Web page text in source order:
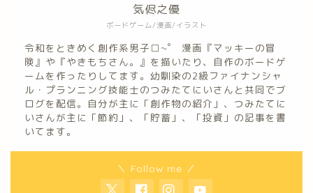
ボードゲーム/漫画/イラスト
気侭之優
令和をときめく創作系男子□~゜ 漫画『マッキーの冒
険』や『やきもちさん。』を描いたり、自作のボードゲ
ームを作ったりしてます。幼馴染の2級ファイナンシャ
ル・プランニング技能士のつみたてにいさんと共同でブ
ログを配信。自分が主に「創作物の紹介」、つみたてに
いさんが主に「節約」、「貯蓄」、「投資」の記事を書
いてます。
＼ Follow me ／